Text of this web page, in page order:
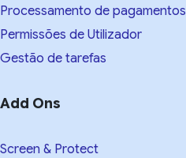
Processamento de pagamentos
Permissões de Utilizador
Gestão de tarefas
Add Ons
Screen & Protect